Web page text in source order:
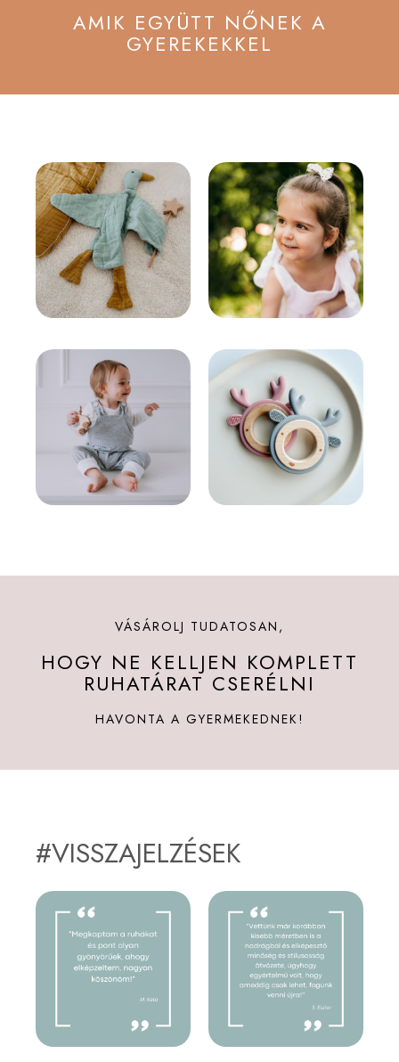
AMIK EGYÜTT NŐNEK A
GYEREKEKKEL
VÁSÁROLJ TUDATOSAN,
HOGY NE KELLJEN KOMPLETT
RUHATÁRAT CSERÉLNI
HAVONTA A GYERMEKEDNEK!
#VISSZAJELZÉSEK